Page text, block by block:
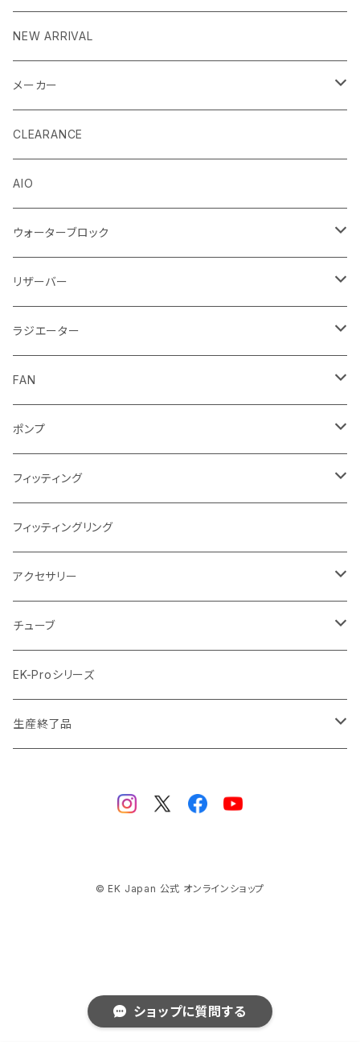
ショップに質問する
NEW ARRIVAL
メーカー
EK by LM Tek
Stealkey Customs (coming soon)
CLEARANCE
AIO
ウォーターブロック
CPUウォーターブロック
Intel
AMD
GPUウォーターブロック
NVIDIA
AMD
モノブロック
リザーバー
EK-RESチューブ（交換用）
EK-D5 Series
ディストロプレート
ラジエーター
ラジエーターサイズ240mm
ラジエーターサイズ280mm
ラジエーターサイズ360mm
ラジエーターサイズ420mm
ラジエーターサイズ480mm
ラジエーターサイズ560mm
FAN
FANサイズ120mm
FANサイズ140mm
ポンプ
ディストロプレート
フィッティング
ニッケル Nickel
サテンチタン SatinTitan
ブラック Black
ブラックニッケル BlackNickel
ゴールド Gold
フィッティングリング
アクセサリー
クーラント
マウスパッド
ツール
チューブ
材質
ハード（PETG）
サイズ（OD:外径 / ID:内径）
15.9mm/9.5mm (5/8" 3/8")
EK-Proシリーズ
生産終了品
ディストロプレート
ラジエーターサイズ140mm
FANサイズ120mm
© EK Japan 公式 オンラインショップ